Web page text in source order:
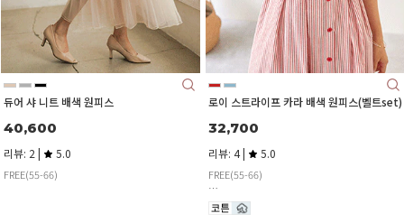
듀어 샤 니트 배색 원피스
40,600
리뷰: 2 | 5.0
FREE(55-66)
로이 스트라이프 카라 배색 원피스(벨트set)
32,700
리뷰: 4 | 5.0
FREE(55-66)